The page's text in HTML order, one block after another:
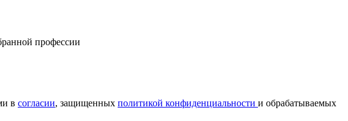
профессии
в согласии, защищенных политикой конфиденциальности и обрабатываемых